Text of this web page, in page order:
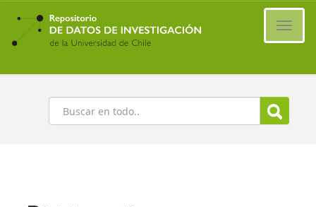
Ir
contenido
principal
Buscar